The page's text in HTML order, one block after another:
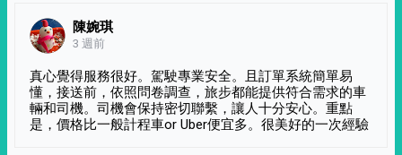
陳婉琪
3 週前
真心覺得服務很好。駕駛專業安全。且訂單系統簡單易
懂，接送前，依照問卷調查，旅步都能提供符合需求的車
輛和司機。司機會保持密切聯繫，讓人十分安心。重點
是，價格比一般計程車or Uber便宜多。很美好的一次經驗